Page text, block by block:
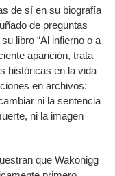
de sí en su biografía
de preguntas
libro “Al infierno o a
aparición, trata
históricas en la vida
en archivos:
ni la sentencia
ni la imagen
que Wakonigg